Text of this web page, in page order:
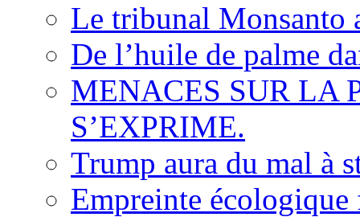
Le tribunal Monsanto
De l’huile de palme
MENACES SUR LA
S’EXPRIME.
Trump aura du mal à
Empreinte écologique